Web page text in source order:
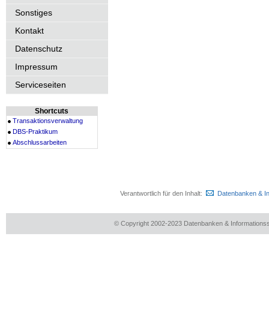
Sonstiges
Kontakt
Datenschutz
Impressum
Serviceseiten
Shortcuts
Transaktionsverwaltung
DBS-Praktikum
Abschlussarbeiten
Verantwortlich für den Inhalt: Datenbanken &
© Copyright 2002-2023 Datenbanken &